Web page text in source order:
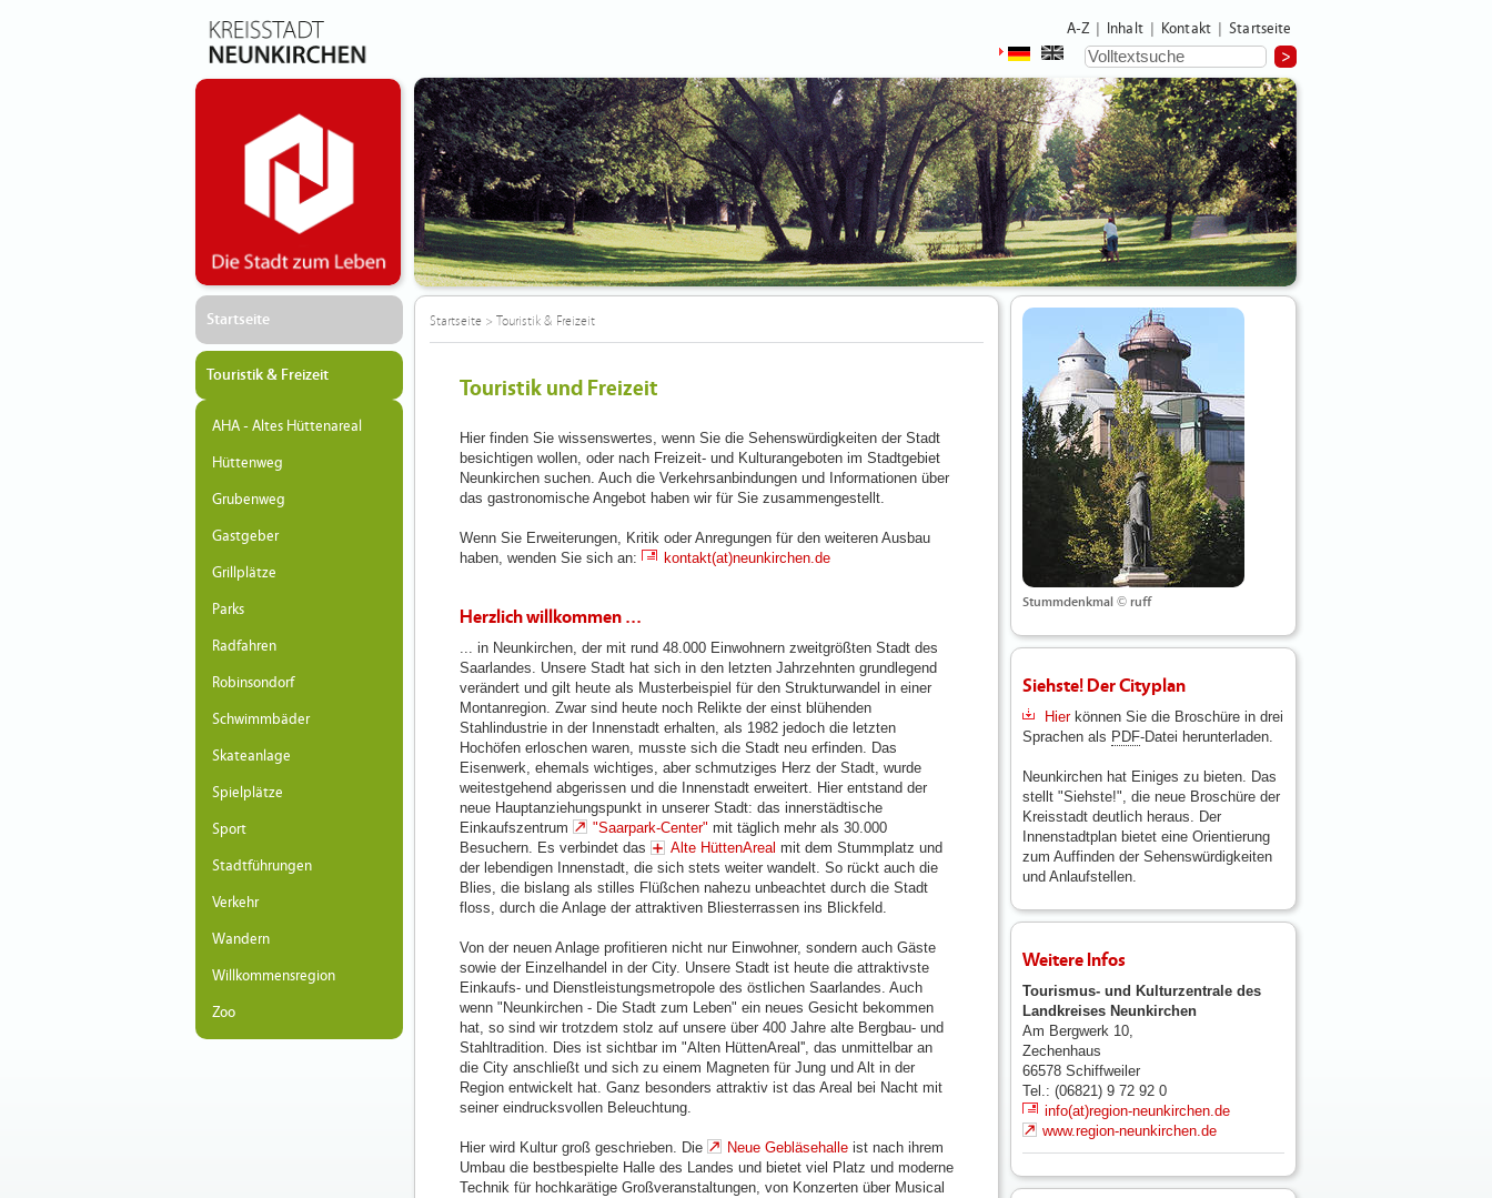
A-Z Inhalt Kontakt Startseite
Startseite
Touristik & Freizeit
AHA - Altes Hüttenareal
Hüttenweg
Grubenweg
Gastgeber
Grillplätze
Parks
Radfahren
Robinsondorf
Schwimmbäder
Skateanlage
Spielplätze
Sport
Stadtführungen
Verkehr
Wandern
Willkommensregion
Zoo
Startseite> Touristik & Freizeit
Touristik und Freizeit
Hier finden Sie wissenswertes, wenn Sie die Sehenswürdigkeiten der Stadt
besichtigen wollen, oder nach Freizeit- und Kulturangeboten im Stadtgebiet
Neunkirchen suchen. Auch die Verkehrsanbindungen und Informationen über
das gastronomische Angebot haben wir für Sie zusammengestellt.
Wenn Sie Erweiterungen, Kritik oder Anregungen für den weiteren Ausbau
haben, wenden Sie sich an:
kontakt(at)neunkirchen.de
Herzlich willkommen ...
... in Neunkirchen, der mit rund 48.000 Einwohnern zweitgrößten Stadt des
Saarlandes. Unsere Stadt hat sich in den letzten Jahrzehnten grundlegend
verändert und gilt heute als Musterbeispiel für den Strukturwandel in einer
Montanregion. Zwar sind heute noch Relikte der einst blühenden
Stahlindustrie in der Innenstadt erhalten, als 1982 jedoch die letzten
Hochöfen erloschen waren, musste sich die Stadt neu erfinden. Das
Eisenwerk, ehemals wichtiges, aber schmutziges Herz der Stadt, wurde
weitestgehend abgerissen und die Innenstadt erweitert. Hier entstand der
neue Hauptanziehungspunkt in unserer Stadt: das innerstädtische
Einkaufszentrum
"Saarpark-Center" mit täglich mehr als 30.000
Besuchern. Es verbindet das
Alte HüttenAreal mit dem Stummplatz und
der lebendigen Innenstadt, die sich stets weiter wandelt. So rückt auch die
Blies, die bislang als stilles Flüßchen nahezu unbeachtet durch die Stadt
floss, durch die Anlage der attraktiven Bliesterrassen ins Blickfeld.
Von der neuen Anlage profitieren nicht nur Einwohner, sondern auch Gäste
sowie der Einzelhandel in der City. Unsere Stadt ist heute die attraktivste
Einkaufs- und Dienstleistungsmetropole des östlichen Saarlandes. Auch
wenn "Neunkirchen - Die Stadt zum Leben" ein neues Gesicht bekommen
hat, so sind wir trotzdem stolz auf unsere über 400 Jahre alte Bergbau- und
Stahltradition. Dies ist sichtbar im "Alten HüttenAreal'', das unmittelbar an
die City anschließt und sich zu einem Magneten für Jung und Alt in der
Region entwickelt hat. Ganz besonders attraktiv ist das Areal bei Nacht mit
seiner eindrucksvollen Beleuchtung.
Hier wird Kultur groß geschrieben. Die Neue Gebläsehalle ist nach ihrem
Umbau die bestbespielte Halle des Landes und bietet viel Platz und moderne
Technik für hochkarätige Großveranstaltungen, von Konzerten über Musical
Stummdenkmal © ruff
Siehste! Der Cityplan
Hierkönnen Sie die Broschüre in drei
Sprachen als PDF-Datei herunterladen.
Neunkirchen hat Einiges zu bieten. Das
stellt "Siehste!", die neue Broschüre der
Kreisstadt deutlich heraus. Der
Innenstadtplan bietet eine Orientierung
zum Auffinden der Sehenswürdigkeiten
und Anlaufstellen.
Weitere Infos
Tourismus- und Kulturzentrale des
Landkreises Neunkirchen
Am Bergwerk 10,
Zechenhaus
66578 Schiffweiler
Tel.: (06821) 9 72 92 0
info(at)region-neunkirchen.de
www.region-neunkirchen.de